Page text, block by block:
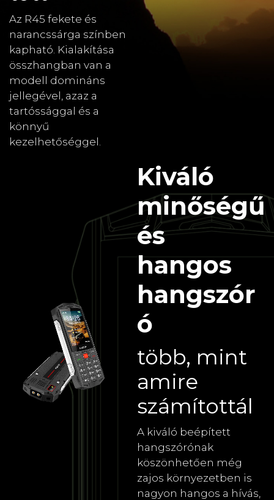
Az R45 fekete és
narancssárga színben
kapható. Kialakítása
összhangban van a
modell domináns
jellegével, azaz a
tartóssággal és a
könnyű
kezelhetőséggel.
Kiváló
minőségű
és
hangos
hangszór
ó
több, mint
amire
számítottál
A kiváló beépített
hangszórónak
köszönhetően még
zajos környezetben is
nagyon hangos a hívás,